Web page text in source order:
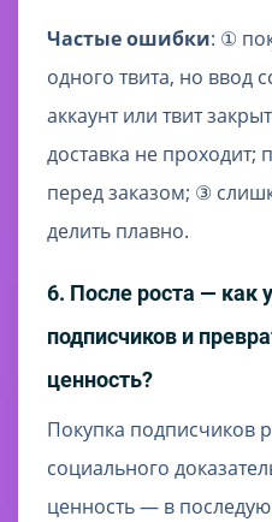
Частые ошибки: ①
одного твита, но ввод
аккаунт или твит
доставка не проходит;
перед заказом; ③
делить плавно.
6. После роста — как
подписчиков и
ценность?
Покупка подписчиков
социального
ценность — в